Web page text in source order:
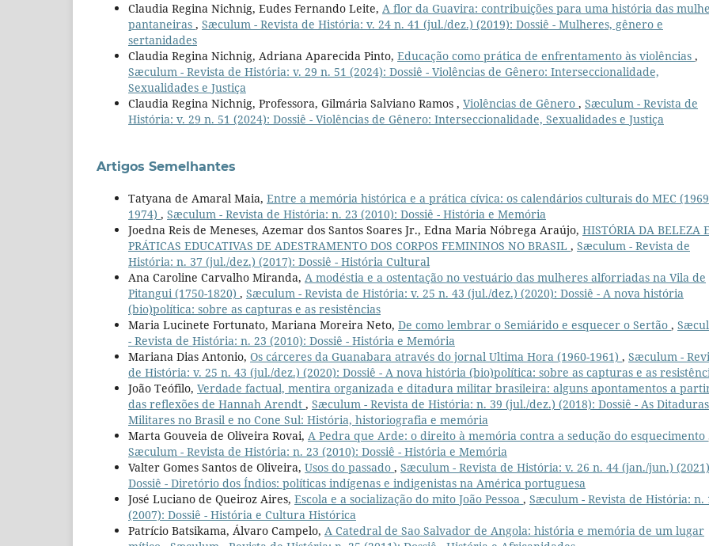
Claudia Regina Nichnig, Eudes Fernando Leite, A flor da Guavira: contribuições para uma história das
pantaneiras , Sæculum - Revista de História: v. 24 n. 41 (jul./dez.) (2019): Dossiê - Mulheres, gênero e
sertanidades
Claudia Regina Nichnig, Adriana Aparecida Pinto, Educação como prática de enfrentamento às violências ,
Sæculum - Revista de História: v. 29 n. 51 (2024): Dossiê - Violências de Gênero: Interseccionalidade,
Sexualidades e Justiça
Claudia Regina Nichnig, Professora, Gilmária Salviano Ramos , Violências de Gênero , Sæculum - Revista de
História: v. 29 n. 51 (2024): Dossiê - Violências de Gênero: Interseccionalidade, Sexualidades e Justiça
Artigos Semelhantes
Tatyana de Amaral Maia, Entre a memória histórica e a prática cívica: os calendários culturais do MEC
1974) , Sæculum - Revista de História: n. 23 (2010): Dossiê - História e Memória
Joedna Reis de Meneses, Azemar dos Santos Soares Jr., Edna Maria Nóbrega Araújo, HISTÓRIA DA BELEZA
PRÁTICAS EDUCATIVAS DE ADESTRAMENTO DOS CORPOS FEMININOS NO BRASIL , Sæculum - Revista de
História: n. 37 (jul./dez.) (2017): Dossiê - História Cultural
Ana Caroline Carvalho Miranda, A modéstia e a ostentação no vestuário das mulheres alforriadas na Vila de
Pitangui (1750-1820) , Sæculum - Revista de História: v. 25 n. 43 (jul./dez.) (2020): Dossiê - A nova história
(bio)política: sobre as capturas e as resistências
Maria Lucinete Fortunato, Mariana Moreira Neto, De como lembrar o Semiárido e esquecer o Sertão ,
- Revista de História: n. 23 (2010): Dossiê - História e Memória
Mariana Dias Antonio, Os cárceres da Guanabara através do jornal Ultima Hora (1960-1961) , Sæculum -
de História: v. 25 n. 43 (jul./dez.) (2020): Dossiê - A nova história (bio)política: sobre as capturas e as
João Teófilo, Verdade factual, mentira organizada e ditadura militar brasileira: alguns apontamentos a
das reflexões de Hannah Arendt , Sæculum - Revista de História: n. 39 (jul./dez.) (2018): Dossiê - As Ditaduras
Militares no Brasil e no Cone Sul: História, historiografia e memória
Marta Gouveia de Oliveira Rovai, A Pedra que Arde: o direito à memória contra a sedução do esquecimento
Sæculum - Revista de História: n. 23 (2010): Dossiê - História e Memória
Valter Gomes Santos de Oliveira, Usos do passado , Sæculum - Revista de História: v. 26 n. 44 (jan./jun.)
Dossiê - Diretório dos Índios: políticas indígenas e indigenistas na América portuguesa
José Luciano de Queiroz Aires, Escola e a socialização do mito João Pessoa , Sæculum - Revista de História: n.
(2007): Dossiê - História e Cultura Histórica
Patrício Batsikama, Álvaro Campelo, A Catedral de Sao Salvador de Angola: história e memória de um lugar